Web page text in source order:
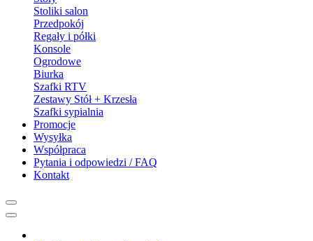
Stoliki salon
Przedpokój
Regały i półki
Konsole
Ogrodowe
Biurka
Szafki RTV
Zestawy Stół + Krzesła
Szafki sypialnia
Promocje
Wysyłka
Współpraca
Pytania i odpowiedzi / FAQ
Kontakt